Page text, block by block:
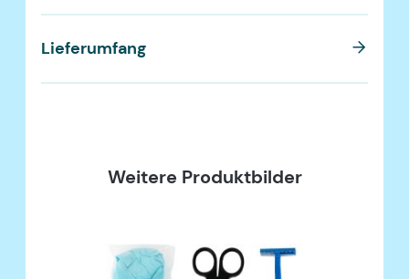
Lieferumfang
Weitere Produktbilder